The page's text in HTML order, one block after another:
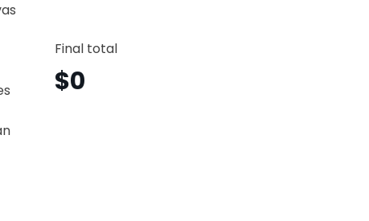
Final total
$0